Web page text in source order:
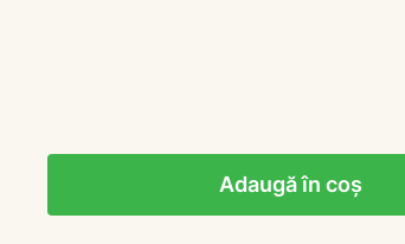
Adaugă în coș